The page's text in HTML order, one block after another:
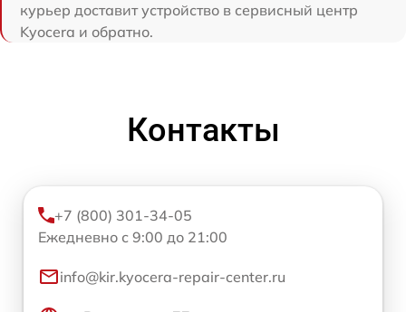
курьер доставит устройство в сервисный центр
Kyocera и обратно.
Контакты
+7 (800) 301-34-05
Ежедневно с 9:00 до 21:00
info@kir.kyocera-repair-center.ru